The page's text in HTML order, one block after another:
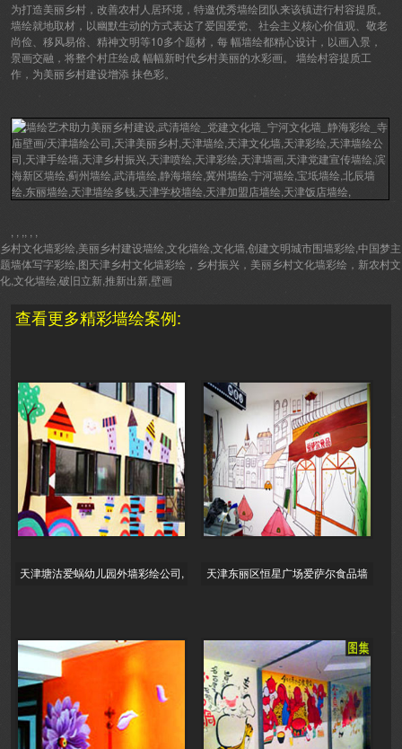
为打造美丽乡村，改善农村人居环境，特邀优秀墙绘团队来该镇进行村容提质。
墙绘就地取材，以幽默生动的方式表达了爱国爱党、社会主义核心价值观、敬老
尚俭、移风易俗、精神文明等10多个题材，每 幅墙绘都精心设计，以画入景，
景画交融，将整个村庄绘成 幅幅新时代乡村美丽的水彩画。 墙绘村容提质工
作，为美丽乡村建设增添 抹色彩。
, , ,, , ,
乡村文化墙彩绘,美丽乡村建设墙绘,文化墙绘,文化墙,创建文明城市围墙彩绘,中国梦主
题墙体写字彩绘,图天津乡村文化墙彩绘，乡村振兴，美丽乡村文化墙彩绘，新农村文
化,文化墙绘,破旧立新,推新出新,壁画
查看更多精彩墙绘案例:
天津塘沽爱蜗幼儿园外墙彩绘公司,
天津东丽区恒星广场爱萨尔食品墙